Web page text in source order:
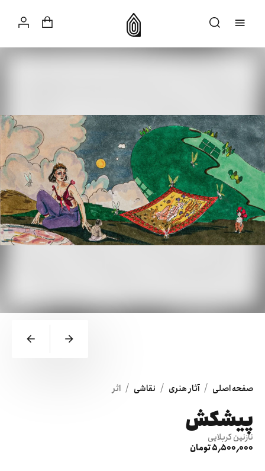
صفحه اصلی / آثار هنری / نقاشی / اثر
پیشکش
نازنین کربلایی
5٬500٬000 تومان